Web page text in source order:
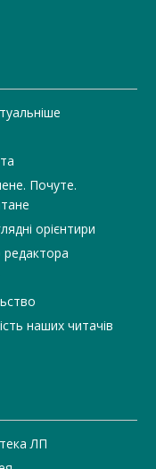
Почуте.
орієнтири
наших читачів
ЛП